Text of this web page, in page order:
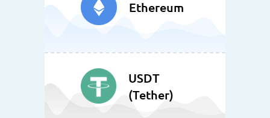
Ethereum
USDT
(Tether)